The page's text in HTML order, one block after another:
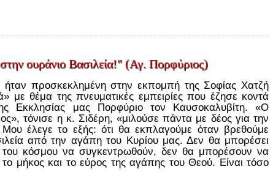
ουράνιο Βασιλεία!" (Αγ. Πορφύριος)
προσκεκλημένη στην εκπομπή της Σοφίας Χατζή
με θέμα της πνευματικές εμπειρίες που έζησε κοντά
Εκκλησίας μας Πορφύριο τον Καυσοκαλυβίτη. «Ο
τόνισε η κ. Σιδέρη, «μιλούσε πάντα με δέος για την
έλεγε το εξής: ότι θα εκπλαγούμε όταν βρεθούμε
από την αγάπη του Κυρίου μας. Δεν θα μπορέσει
κόσμου να συγκεντρωθούν, δεν θα μπορέσουν να
μήκος και το εύρος της αγάπης του Θεού. Είναι τόσο